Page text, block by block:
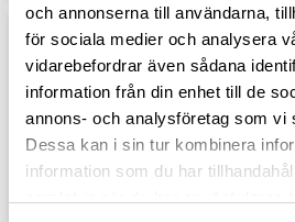
och annonserna till användarna,
för sociala medier och analysera
vidarebefordrar även sådana
information från din enhet till de
annons- och analysföretag som vi
Dessa kan i sin tur kombinera
information som du har